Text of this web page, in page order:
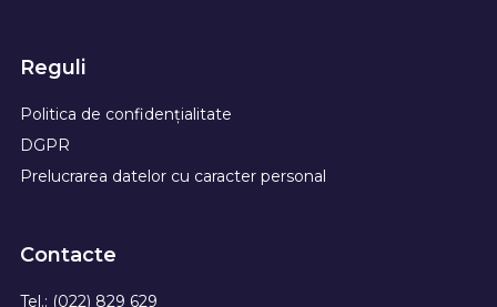
Reguli
Politica de confidențialitate
DGPR
Prelucrarea datelor cu caracter personal
Contacte
Tel.: (022) 829 629